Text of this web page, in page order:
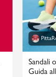
Sandali
Guida